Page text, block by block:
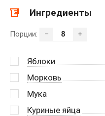
Ингредиенты
Порции: – +
Яблоки
Морковь
Мука
Куриные яйца